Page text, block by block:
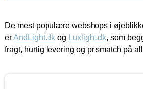
De mest populære webshops i
erAndLight.dk og Luxlight.dk, som
fragt, hurtig levering og prismatch på